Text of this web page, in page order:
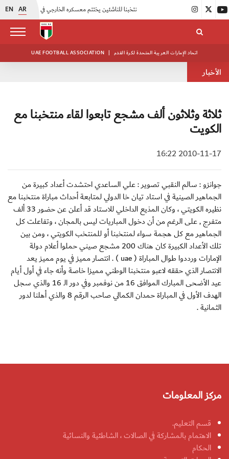
EN AR
اتحاد الكرة يُنظم ورشة عمل للمراقبين المعتمدين |
UAE FOOTBALL ASSOCIATION | اتحاد الإمارات العربية المتحدة لكرة القدم
الأخبار
ثلاثة وثلاثون ألف مشجع تابعوا لقاء منتخبنا مع
الكويت
2010-11-17 16:22
جوانزو : سالم النقبي تصوير : علي الساعدي احتشدت أعداد كبيرة من
الجماهير الصينية في استاد تيان خا الدولي لمتابعة أحداث مباراة منتخبنا مع
نظيره الكويتي ، وكان المذيع الداخلي للاستاد قد أعلن عن حضور 33 ألف
متفرج , على الرغم من أن دخول المباريات ليس بالمجان ، وتفاعلت كل
الجماهير مع كل هجمة سواء لمنتخبنا أو للمنتخب الكويتي ، ومن بين
تلك الأعداد الكبيرة كان هناك 200 مشجع صيني حملوا أعلام دولة
الإمارات ورددوا طوال المباراة ( uae ) . انتصار مميز في يوم مميز يعد
الانتصار الذي حققه لاعبو منتخبنا الوطني مميزا خاصة وأنه جاء في أول أيام
عيد الأضحى المبارك الموافق 16 من نوفمبر وفي دور الـ 16 والذي سجل
الهدف الأول في المباراة حمدان الكمالي صاحب الرقم 8 والذي أهلنا لدور
الثمانية .
مركز المعلومات
قسم التعليم.
الاهتمام بالمشاركة في الصالات ، الشاطئية والنسائية
الحكام